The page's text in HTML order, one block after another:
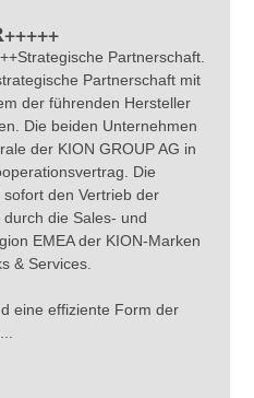
Partnerschaft.
Partnerschaft mit
der führenden Hersteller
Die beiden Unternehmen
der KION GROUP AG in
Die
den Vertrieb der
die Sales- und
EMEA der KION-Marken
& Services.
eine effiziente Form der